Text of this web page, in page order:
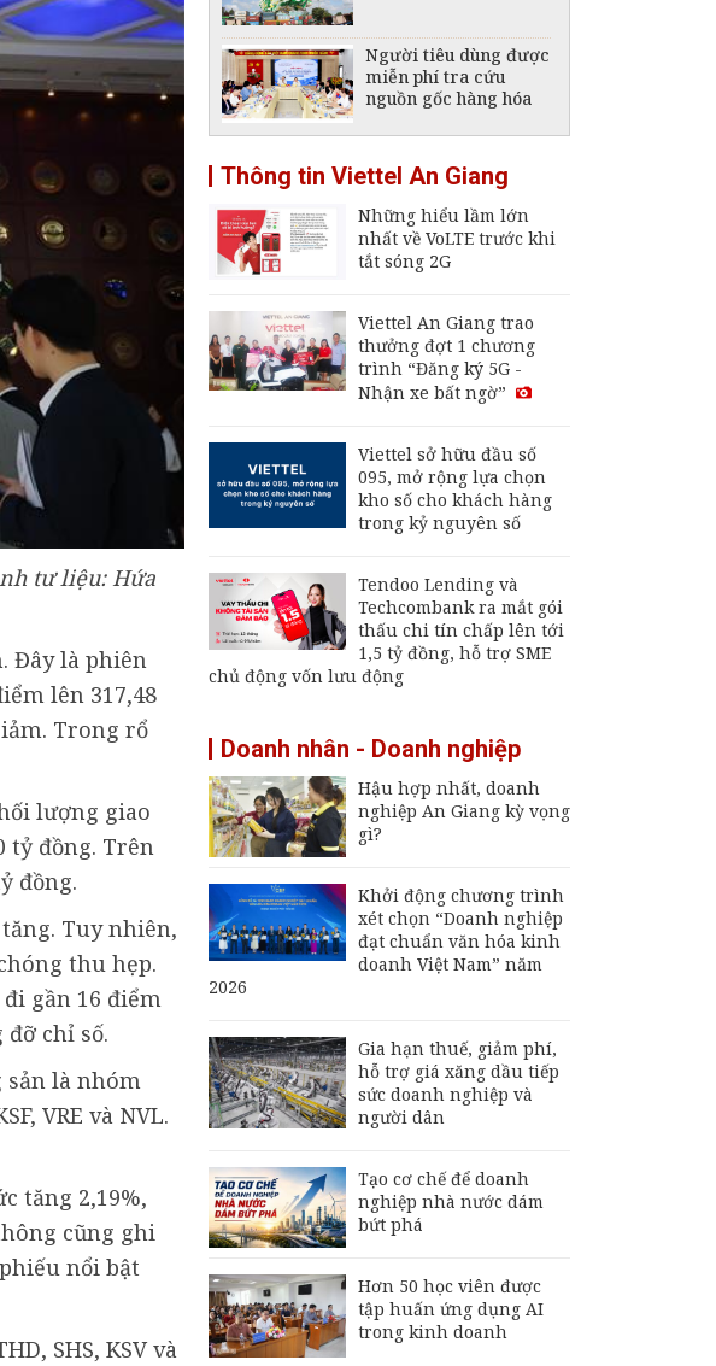
tư liệu: Hứa
Đây là phiên
lên 317,48
Trong rổ
lượng giao
tỷ đồng. Trên
đồng.
Tuy nhiên,
thu hẹp.
đi gần 16 điểm
đỡ chỉ số.
sản là nhóm
VRE và NVL.
tăng 2,19%,
cũng ghi
nổi bật
SHS, KSV và
Người tiêu dùng được
miễn phí tra cứu
nguồn gốc hàng hóa
đóng tàu, phát triển
công nghiệp hàng hải
quốc gia
Giá xăng, dầu hôm
nay 2/8: Giá dầu thế
tục đổi chiều
Giá xăng, dầu hôm
nay, 6/8: Biến động
trái chiều do kỳ vọng
Thu hút FDI chất
lượng cao: Đòn bẩy
cho mục tiêu tăng
trưởng hai con số
Giá vàng hôm nay 2/8:
Quay đầu giảm
Thông tin Viettel An Giang
Những hiểu lầm lớn
nhất về VoLTE trước khi
tắt sóng 2G
Viettel An Giang trao
thưởng đợt 1 chương
trình “Đăng ký 5G -
Nhận xe bất ngờ”
Viettel sở hữu đầu số
095, mở rộng lựa chọn
kho số cho khách hàng
trong kỷ nguyên số
Tendoo Lending và
Techcombank ra mắt gói
thấu chi tín chấp lên tới
1,5 tỷ đồng, hỗ trợ SME
chủ động vốn lưu động
Doanh nhân - Doanh nghiệp
Hậu hợp nhất, doanh
nghiệp An Giang kỳ vọng
gì?
Khởi động chương trình
xét chọn “Doanh nghiệp
đạt chuẩn văn hóa kinh
doanh Việt Nam” năm
2026
Gia hạn thuế, giảm phí,
hỗ trợ giá xăng dầu tiếp
sức doanh nghiệp và
người dân
Tạo cơ chế để doanh
nghiệp nhà nước dám
bứt phá
Hơn 50 học viên được
tập huấn ứng dụng AI
trong kinh doanh